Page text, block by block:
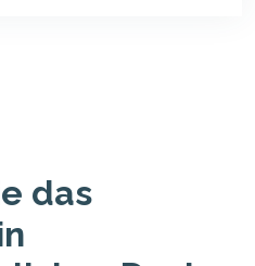
das